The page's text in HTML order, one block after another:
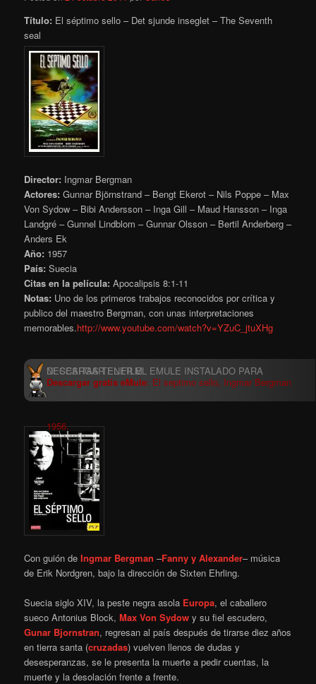
Título: El séptimo sello – Det sjunde inseglet – The Seventh
seal
Director: Ingmar Bergman
Actores: Gunnar Björnstrand – Bengt Ekerot – Nils Poppe – Max
Von Sydow – Bibi Andersson – Inga Gill – Maud Hansson – Inga
Landgré – Gunnel Lindblom – Gunnar Olsson – Bertil Anderberg –
Anders Ek
Año: 1957
País: Suecia
Citas en la película: Apocalipsis 8:1-11
Notas: Uno de los primeros trabajos reconocidos por crítica y
publico del maestro Bergman, con unas interpretaciones
memorables.http://www.youtube.com/watch?v=YZuC_jtuXHg
Descargar gratis eMule: El septimo sello, Ingmar Bergman
1956.
Con guión de Ingmar Bergman –Fanny y Alexander– música
de Erik Nordgren, bajo la dirección de Sixten Ehrling.
Suecia siglo XIV, la peste negra asola Europa, el caballero
sueco Antonius Block,Max Von Sydow y su fiel escudero,
Gunar Bjornstran, regresan al país después de tirarse diez años
en tierra santa (cruzadas) vuelven llenos de dudas y
desesperanzas, se le presenta la muerte a pedir cuentas, la
muerte y la desolación frente a frente.